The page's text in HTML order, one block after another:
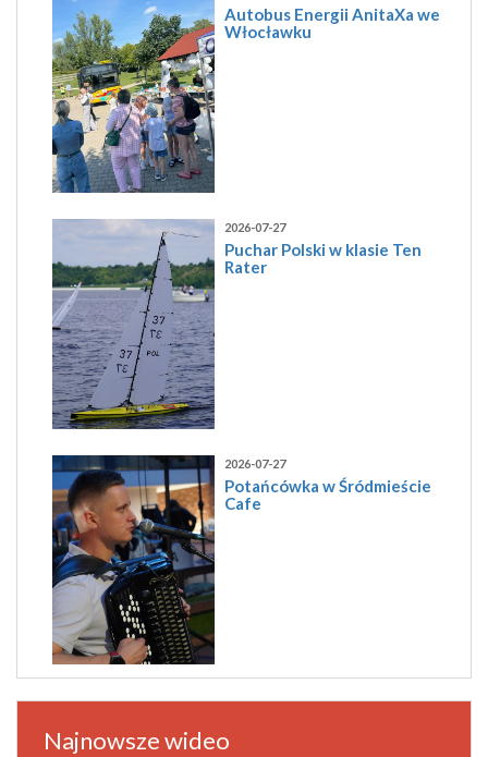
Autobus Energii AnitaXa we
Włocławku
2026-07-27
Puchar Polski w klasie Ten
Rater
2026-07-27
Potańcówka w Śródmieście
Cafe
Najnowsze wideo